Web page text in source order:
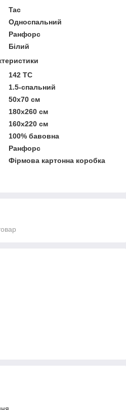
Tac
Односпальний
Ранфорс
Білий
142 TC
1.5-спальний
50х70 см
180х260 см
160х220 см
100% бавовна
Ранфорс
Фірмова картонна коробка